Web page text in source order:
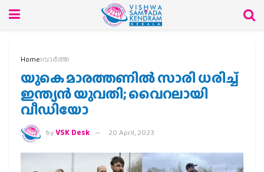
Home വാര്‍ത്ത
യുകെ മാരത്തണിൽ സാരി ധരിച്ച്
ഇന്ത്യൻ യുവതി; വൈറലായി
വീഡിയോ
byVSK Desk 20 April, 2023